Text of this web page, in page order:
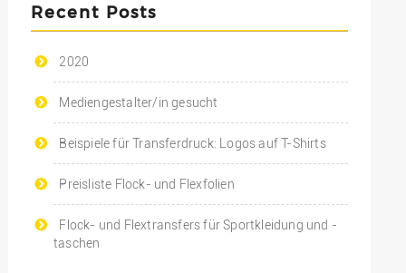
Recent Posts
2020
Mediengestalter/in gesucht
Beispiele für Transferdruck: Logos auf T-Shirts
Preisliste Flock- und Flexfolien
Flock- und Flextransfers für Sportkleidung und -
taschen